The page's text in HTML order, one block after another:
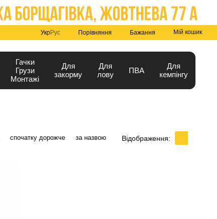
УкрРус Порівняння Бажання Мій кошик
Гачки
Грузи
Монтажі
Для
закорму
Для
лову
ПВА
Для
кемпінгу
спочатку дорожче за назвою Відображення: